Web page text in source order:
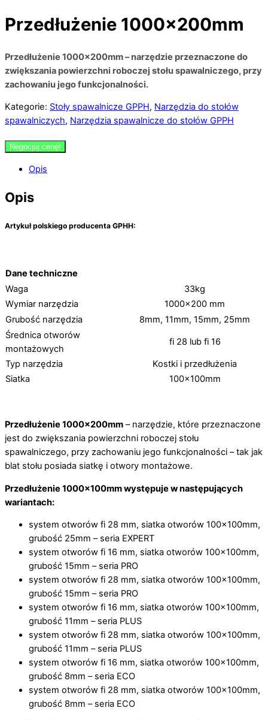
Przedłużenie 1000x200mm
Przedłużenie 1000x200mm – narzędzie przeznaczone do
zwiększania powierzchni roboczej stołu spawalniczego, przy
zachowaniu jego funkcjonalności.
Kategorie: Stoły spawalnicze GPPH, Narzędzia do stołów
spawalniczych, Narzędzia spawalnicze do stołów GPPH
Negocjuj cenę!
Opis
Opis
Artykuł polskiego producenta GPHH:
Dane techniczne
Waga
33kg
Wymiar narzędzia
1000×200 mm
Grubość narzędzia
8mm, 11mm, 15mm, 25mm
Średnica otworów
montażowych
fi 28 lub fi 16
Typ narzędzia
Kostki i przedłużenia
Siatka
100x100mm
Przedłużenie 1000x200mm – narzędzie, które przeznaczone
jest do zwiększania powierzchni roboczej stołu
spawalniczego, przy zachowaniu jego funkcjonalności – tak jak
blat stołu posiada siatkę i otwory montażowe.
Przedłużenie 1000x100mm występuje w następujących
wariantach:
system otworów fi 28 mm, siatka otworów 100x100mm,
grubość 25mm – seria EXPERT
system otworów fi 16 mm, siatka otworów 100x100mm,
grubość 15mm – seria PRO
system otworów fi 28 mm, siatka otworów 100x100mm,
grubość 15mm – seria PRO
system otworów fi 16 mm, siatka otworów 100x100mm,
grubość 11mm – seria PLUS
system otworów fi 28 mm, siatka otworów 100x100mm,
grubość 11mm – seria PLUS
system otworów fi 16 mm, siatka otworów 100x100mm,
grubość 8mm – seria ECO
system otworów fi 28 mm, siatka otworów 100x100mm,
grubość 8mm – seria ECO